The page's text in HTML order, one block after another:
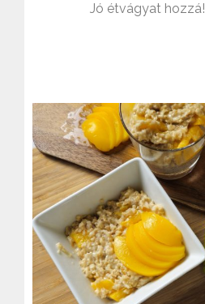
Jó étvágyat hozzá!